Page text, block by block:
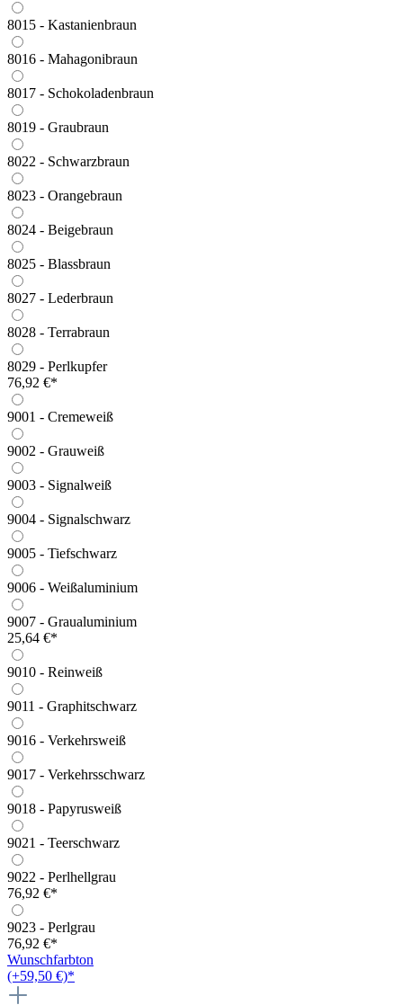
8015 - Kastanienbraun
8016 - Mahagonibraun
8017 - Schokoladenbraun
8019 - Graubraun
8022 - Schwarzbraun
8023 - Orangebraun
8024 - Beigebraun
8025 - Blassbraun
8027 - Lederbraun
8028 - Terrabraun
8029 - Perlkupfer
76,92 €*
9001 - Cremeweiß
9002 - Grauweiß
9003 - Signalweiß
9004 - Signalschwarz
9005 - Tiefschwarz
9006 - Weißaluminium
9007 - Graualuminium
25,64 €*
9010 - Reinweiß
9011 - Graphitschwarz
9016 - Verkehrsweiß
9017 - Verkehrsschwarz
9018 - Papyrusweiß
9021 - Teerschwarz
9022 - Perlhellgrau
76,92 €*
9023 - Perlgrau
76,92 €*
Wunschfarbton
(+59,50 €)*